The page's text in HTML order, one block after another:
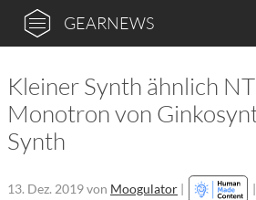
GEARNEWS
Kleiner Synth ähnlich
Monotron von
Synth
13. Dez. 2019von Moogulator | |